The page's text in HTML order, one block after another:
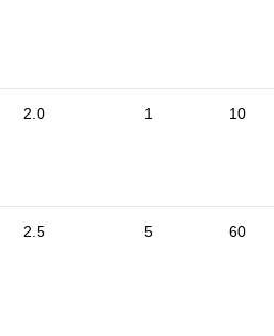
2.0 1 10
2.5 5 60